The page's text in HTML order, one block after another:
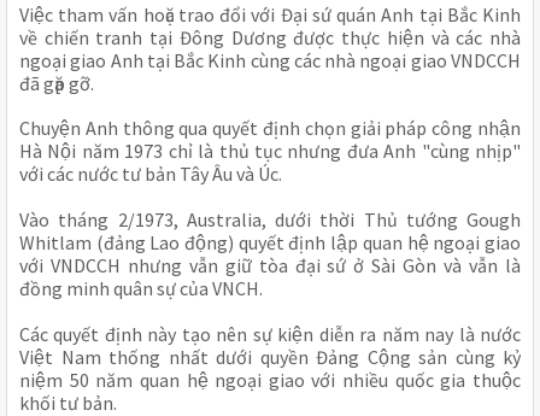
Việc tham vấn hoặc trao đổi với Đại sứ quán Anh tại Bắc Kinh
về chiến tranh tại Đông Dương được thực hiện và các nhà
ngoại giao Anh tại Bắc Kinh cùng các nhà ngoại giao VNDCCH
đã gặp gỡ.
Chuyện Anh thông qua quyết định chọn giải pháp công nhận
Hà Nội năm 1973 chỉ là thủ tục nhưng đưa Anh "cùng nhịp"
với các nước tư bản Tây Âu và Úc.
Vào tháng 2/1973, Australia, dưới thời Thủ tướng Gough
Whitlam (đảng Lao động) quyết định lập quan hệ ngoại giao
với VNDCCH nhưng vẫn giữ tòa đại sứ ở Sài Gòn và vẫn là
đồng minh quân sự của VNCH.
Các quyết định này tạo nên sự kiện diễn ra năm nay là nước
Việt Nam thống nhất dưới quyền Đảng Cộng sản cùng kỷ
niệm 50 năm quan hệ ngoại giao với nhiều quốc gia thuộc
khối tư bản.